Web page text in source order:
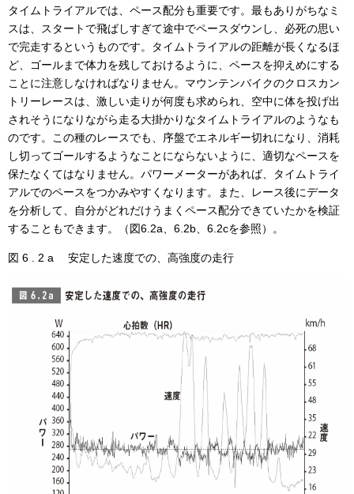
タイムトライアルでは、ペース配分も重要です。最もありがちなミ
スは、スタートで飛ばしすぎて途中でペースダウンし、必死の思い
で完走するというものです。タイムトライアルの距離が長くなるほ
ど、ゴールまで体力を残しておけるように、ペースを抑えめにする
ことに注意しなければなりません。マウンテンバイクのクロスカン
トリーレースは、激しい走りが何度も求められ、空中に体を投げ出
されそうになりながら走る大掛かりなタイムトライアルのようなも
のです。この種のレースでも、序盤でエネルギー切れになり、消耗
し切ってゴールするようなことにならないように、適切なペースを
保たなくてはなりません。パワーメーターがあれば、タイムトライ
アルでのペースをつかみやすくなります。また、レース後にデータ
を分析して、自分がどれだけうまくペース配分できていたかを検証
することもできます。（図6.2a、6.2b、6.2cを参照）。
図 6 . 2 a 安定した速度での、高強度の走行